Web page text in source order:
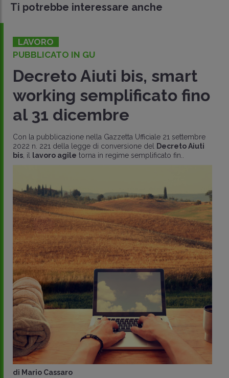
Ti potrebbe interessare anche
LAVORO
PUBBLICATO IN GU
Decreto Aiuti bis, smart
working semplificato fino
al 31 dicembre
Con la pubblicazione nella Gazzetta Ufficiale 21 settembre
2022 n. 221 della legge di conversione del
Decreto Aiuti
bis , il lavoro agile torna in regime semplificato fin..
di Mario Cassaro